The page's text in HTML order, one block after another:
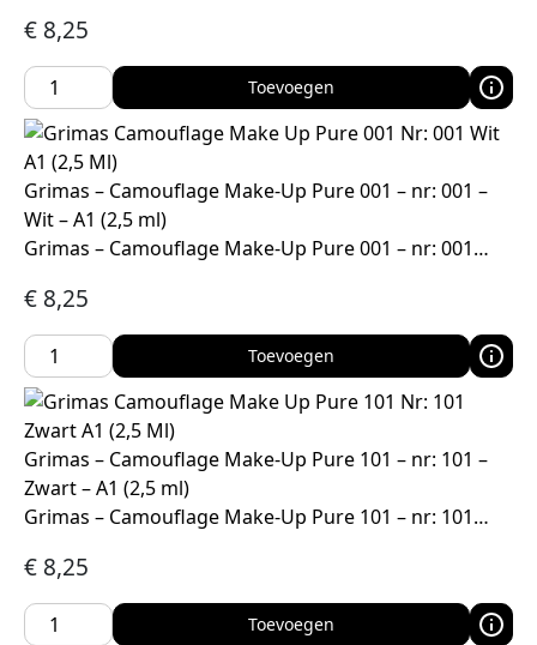
€ 8,25
Toevoegen
Grimas – Camouflage Make-Up Pure 001 – nr: 001 –
Wit – A1 (2,5 ml)
Grimas – Camouflage Make-Up Pure 001 – nr: 001…
€ 8,25
Toevoegen
Grimas – Camouflage Make-Up Pure 101 – nr: 101 –
Zwart – A1 (2,5 ml)
Grimas – Camouflage Make-Up Pure 101 – nr: 101…
€ 8,25
Toevoegen